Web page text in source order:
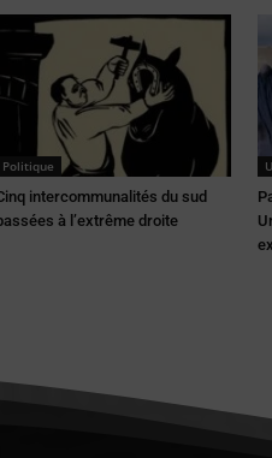
Politique
intercommunalités du sud
à l’extrême droite